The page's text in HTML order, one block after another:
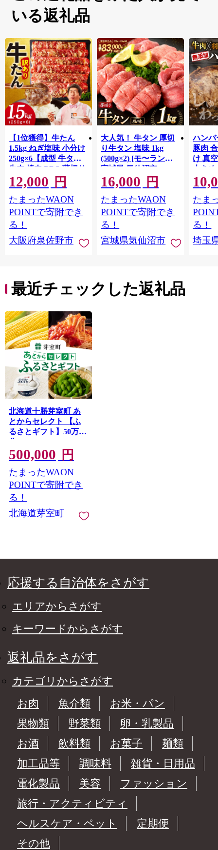
いる返礼品
【1位獲得】牛たん
1.5kg ねぎ塩味 小分け
250g×6【成型 牛タン
牛肉 焼肉 BBQ 薄切り
ぎゅうたん スライス
訳あり サイズ不揃
い】 G4721
12,000 円
たまったWAON
POINTで寄附でき
る！
大阪府泉佐野市
大人気！ 牛タン 厚切
り牛タン 塩味 1kg
(500g×2) [モ〜ランド
宮城県 気仙沼市
20564660] 肉 牛肉 精肉
牛たん 牛タン塩 牛た
ん塩 冷凍 焼肉 BBQ ア
ウトドア バーベキュ
ー 厚切り タン
16,000 円
たまったWAON
POINTで寄附でき
る！
宮城県気仙沼市
ハンバ
豚肉
け 真
大き
保存
淡路島
ポーク
き肉
ず 惣
まみ
んのお
たま
る！
埼玉
最近チェックした返礼品
北海道十勝芽室町 あ
とからセレクト 【ふ
るさとギフト】50万円
分
500,000 円
たまったWAON
POINTで寄附でき
る！
北海道芽室町
応援する自治体をさがす
エリアからさがす
キーワードからさがす
返礼品をさがす
カテゴリからさがす
お肉
魚介類
お米・パン
果物類
野菜類
卵・乳製品
お酒
飲料類 お菓子
麺類
加工品等
調味料
雑貨・日用品
電化製品
美容
ファッション
旅行・アクティビティ
ヘルスケア・ペット
定期便
その他